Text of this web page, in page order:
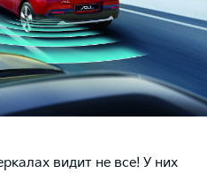
видит не все! У них